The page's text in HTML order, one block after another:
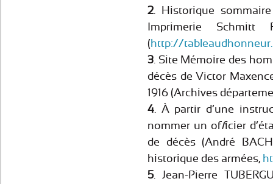
2 . Historique
Imprimerie
( http://
3 . Site Mémoire des
décès de Victor
1916 (Archives
4 . À partir d’une
nommer un officier
de décès (André
historique des armées,
5. Jean-Pierre